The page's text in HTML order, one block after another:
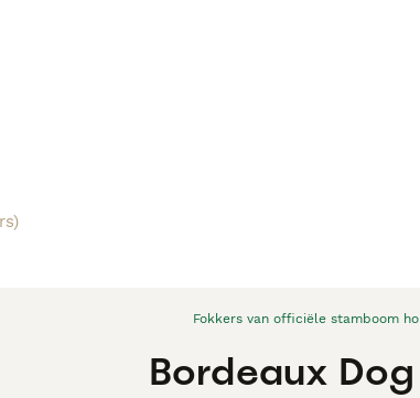
Fokkers van officiële stamboom
Bordeaux